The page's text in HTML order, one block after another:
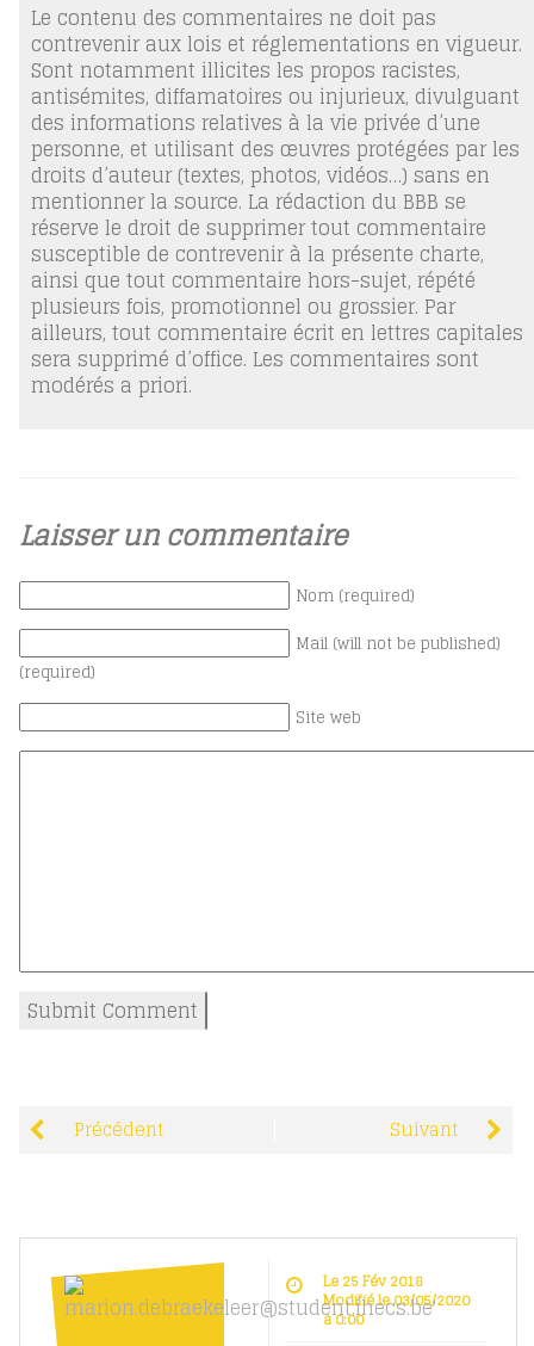
Le contenu des commentaires ne doit pas
contrevenir aux lois et réglementations en vigueur.
Sont notamment illicites les propos racistes,
antisémites, diffamatoires ou injurieux, divulguant
des informations relatives à la vie privée d’une
personne, et utilisant des œuvres protégées par les
droits d’auteur (textes, photos, vidéos…) sans en
mentionner la source. La rédaction du BBB se
réserve le droit de supprimer tout commentaire
susceptible de contrevenir à la présente charte,
ainsi que tout commentaire hors-sujet, répété
plusieurs fois, promotionnel ou grossier. Par
ailleurs, tout commentaire écrit en lettres capitales
sera supprimé d’office. Les commentaires sont
modérés a priori.
Laisser un commentaire
Nom (required)
Mail (will not be published)
(required)
Site web
Précédent Suivant
Le 25 Fév 2018
Modifié le 03/05/2020
à 0:00